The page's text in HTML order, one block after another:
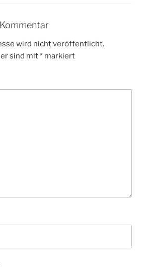
wird nicht veröffentlicht.
sind mit* markiert